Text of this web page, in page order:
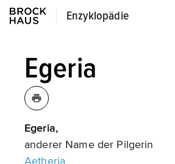
Enzyklopädie
Enzyklopädie
Egeria
Egeria,
anderer Name der Pilgerin
Aetheria